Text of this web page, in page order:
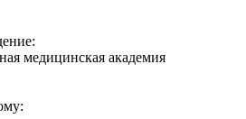
медицинская академия